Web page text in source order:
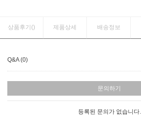
상품후기() 제품상세 배송정보
Q&A (0)
문의하기
등록된 문의가 없습니다.